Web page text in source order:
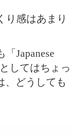
り感はあまり
Japanese
してはちょっ
、どうしても